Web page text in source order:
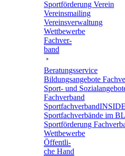
Sport­för­de­rung Verein
Vereins­mai­ling
Vereins­ver­wal­tung
Wett­be­werbe
Fach­ver­
band
Bera­tungs­ser­vice
Bildungs­an­ge­bote
Sport- und
Fachverband
Sport­fach­ver­bände im
Sport­för­de­rung
Wett­be­werbe
Öffent­li­
che Hand